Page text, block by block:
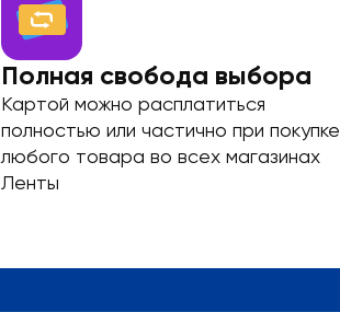
Полная свобода выбора
Картой можно расплатиться
полностью или частично при покупке
любого товара во всех магазинах
Ленты